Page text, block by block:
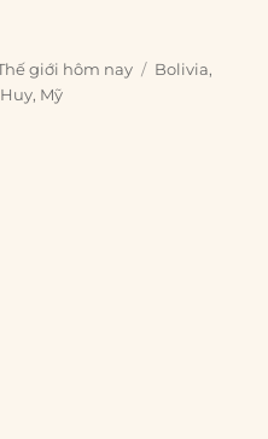
giới hôm nay Tags
Bolivia,
, Mỹ